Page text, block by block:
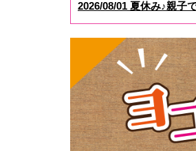
2026/08/01 夏休み♪親子